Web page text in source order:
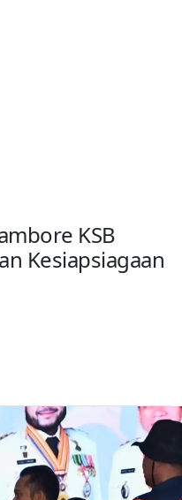
KSB
Kesiapsiagaan